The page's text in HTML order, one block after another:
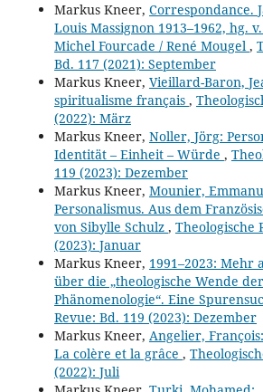
Markus Kneer, Correspondance.
Louis Massignon 1913–1962, hg.
Michel Fourcade / René Mougel ,
Bd. 117 (2021): September
Markus Kneer, Vieillard-Baron,
spiritualisme français ,
(2022): März
Markus Kneer, Noller, Jörg:
Identität – Einheit – Würde ,
119 (2023): Dezember
Markus Kneer, Mounier,
Personalismus. Aus dem
von Sibylle Schulz , Theologische
(2023): Januar
Markus Kneer, 1991–2023: Mehr
über die „theologische Wende
Phänomenologie“. Eine
Revue: Bd. 119 (2023): Dezember
Markus Kneer, Angelier,
La colère et la grâce ,
(2022): Juli